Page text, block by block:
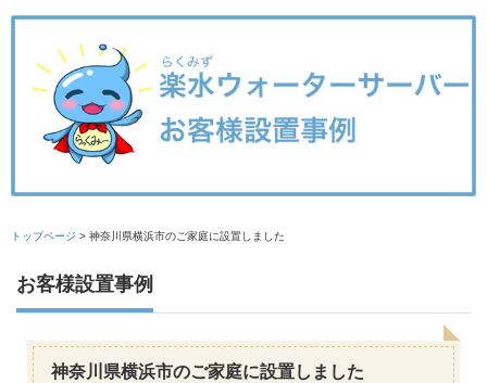
トップページ > 神奈川県横浜市のご家庭に設置しました
お客様設置事例
神奈川県横浜市のご家庭に設置しました